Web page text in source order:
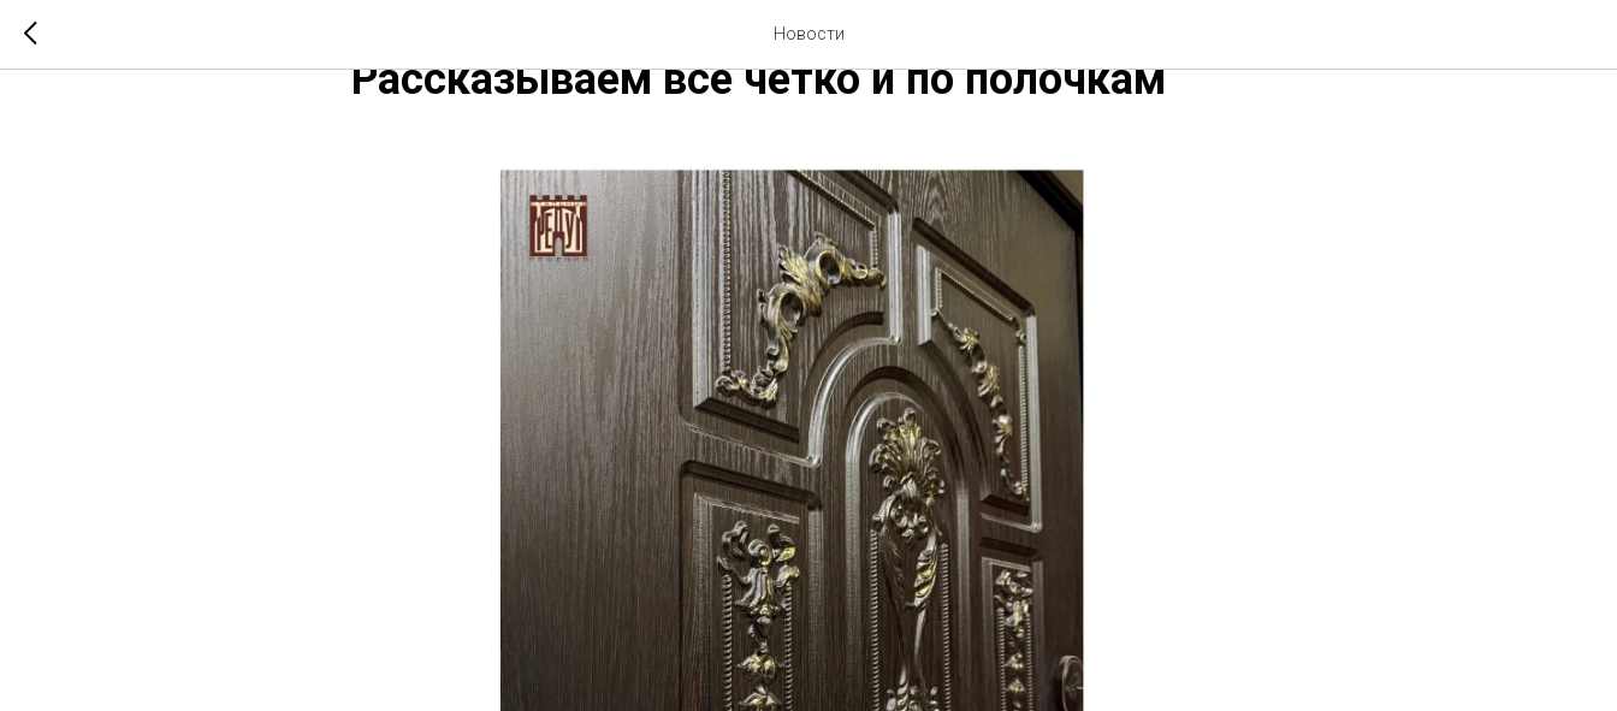
Новости
Дверь под заказ в РЕДУТ — что это значит?
Рассказываем всё чётко и по полочкам